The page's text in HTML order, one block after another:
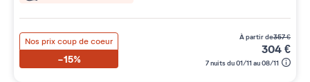
Nos prix coup de coeur
-15%
à partir de357€
304€
7 nuits du 01/11 au 08/11